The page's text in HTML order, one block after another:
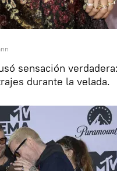
sensación
durante la velada.